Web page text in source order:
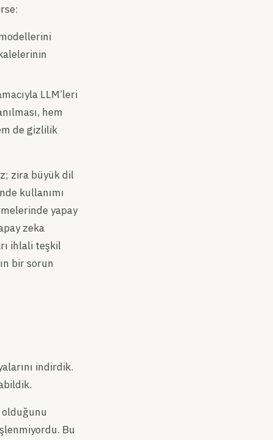
LLM’leri
hem
de gizlilik
zira büyük dil
kullanımı
yapay
zeka
ihlali teşkil
bir sorun
indirdik.
olduğunu
Bu